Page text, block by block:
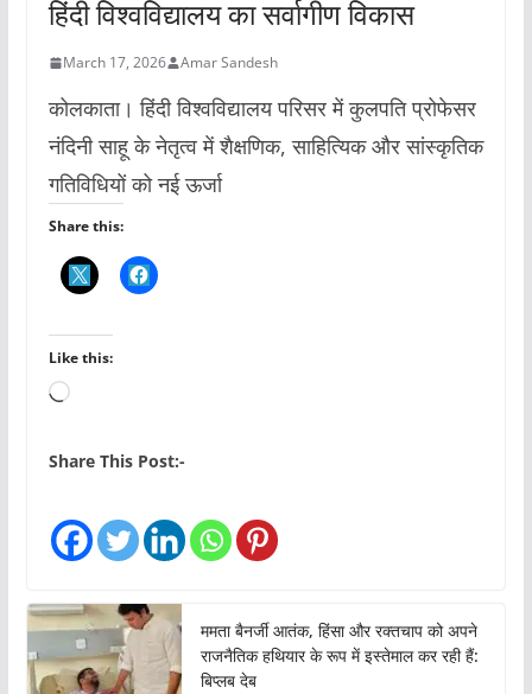
हिंदी विश्वविद्यालय का सर्वागीण विकास
March 17, 2026 Amar Sandesh
कोलकाता। हिंदी विश्वविद्यालय परिसर में कुलपति प्रोफेसर
नंदिनी साहू के नेतृत्व में शैक्षणिक, साहित्यिक और सांस्कृतिक
गतिविधियों को नई ऊर्जा
Share this:
Like this:
L
a
n
…
Share This Post:-
ममता बैनर्जी आतंक, हिंसा और रक्तचाप को अपने
राजनैतिक हथियार के रूप में इस्तेमाल कर रही हैं:
बिप्लब देब